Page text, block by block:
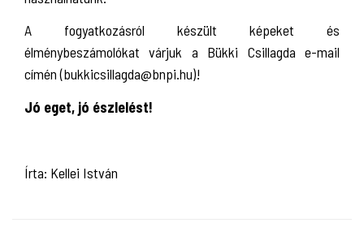
A fogyatkozásról készült képeket és
élménybeszámolókat várjuk a Bükki Csillagda e-mail
címén (bukkicsillagda@bnpi.hu)!
Jó eget, jó észlelést!
Írta: Kellei István